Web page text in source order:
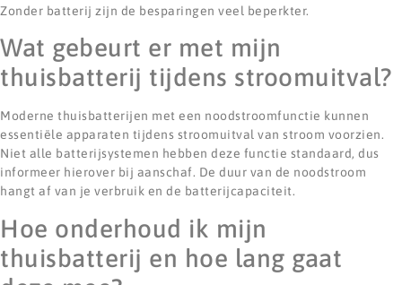
Zonder batterij zijn de besparingen veel beperkter.
Wat gebeurt er met mijn
thuisbatterij tijdens stroomuitval?
Moderne thuisbatterijen met een noodstroomfunctie kunnen
essentiële apparaten tijdens stroomuitval van stroom voorzien.
Niet alle batterijsystemen hebben deze functie standaard, dus
informeer hierover bij aanschaf. De duur van de noodstroom
hangt af van je verbruik en de batterijcapaciteit.
Hoe onderhoud ik mijn
thuisbatterij en hoe lang gaat